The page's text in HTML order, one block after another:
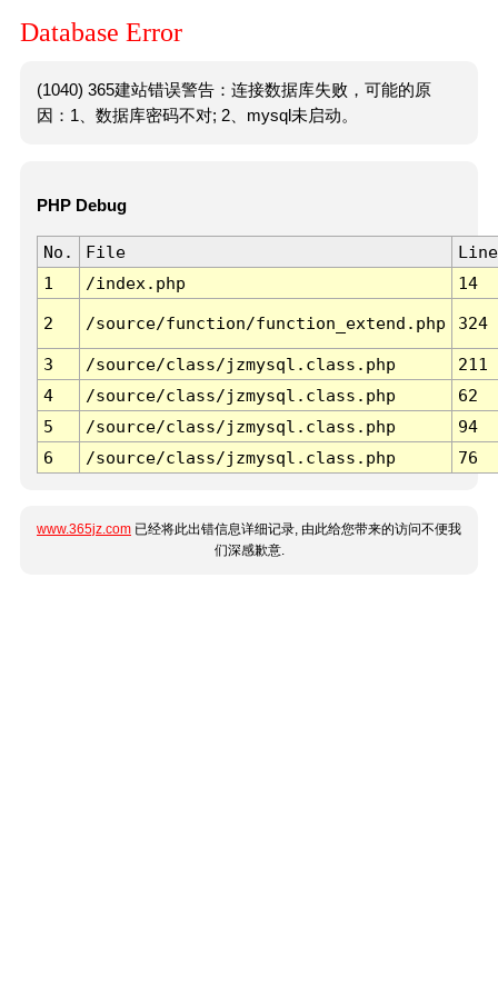
Database Error
(1040) 365建站错误警告：连接数据库失败，可能的原
因：1、数据库密码不对; 2、mysql未启动。
PHP Debug
No. File
Line
1
/index.php 14
2 /source/function/function_extend.php 324
3 /source/class/jzmysql.class.php
211
4
/source/class/jzmysql.class.php
62
5
/source/class/jzmysql.class.php
94
6
/source/class/jzmysql.class.php 76
www.365jz.com 已经将此出错信息详细记录, 由此给您带来的访问不便我
们深感歉意.